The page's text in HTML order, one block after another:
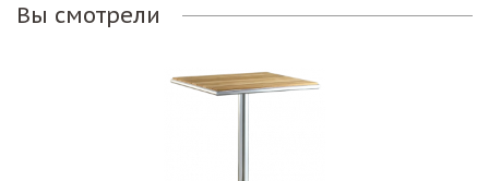
Вы смотрели